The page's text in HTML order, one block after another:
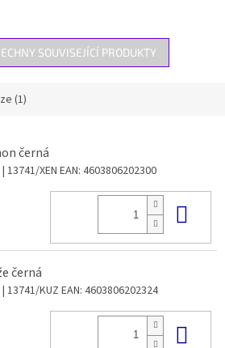
SOUVISEJÍCÍ PRODUKTY
(1)
černá
| 13741/XEN EAN: 4603806202300
černá
| 13741/KUZ EAN: 4603806202324